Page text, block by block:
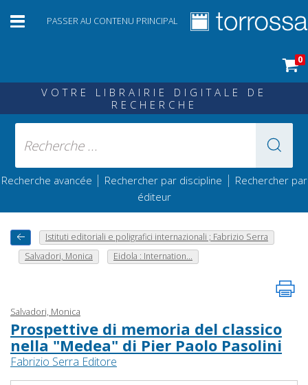
PASSER AU CONTENU PRINCIPAL
0
VOTRE LIBRAIRIE DIGITALE DE
RECHERCHE
Recherche avancée | Rechercher par discipline | Rechercher par
éditeur
Istituti editoriali e poligrafici internazionali ; Fabrizio Serra
Salvadori, Monica
Eidola : Internation...
Salvadori, Monica
Prospettive di memoria del classico
nella "Medea" di Pier Paolo Pasolini
Fabrizio Serra Editore